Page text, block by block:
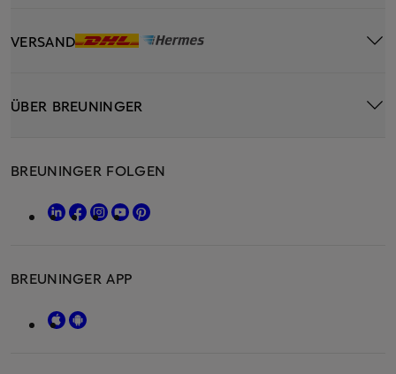
VERSAND
ÜBER BREUNINGER
BREUNINGER FOLGEN
BREUNINGER APP